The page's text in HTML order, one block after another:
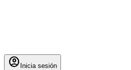
account_circle Inicia sesión